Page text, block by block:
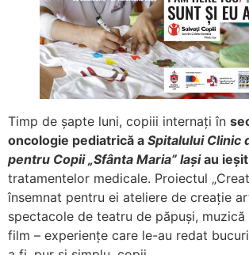
Timp de șapte luni, copiii internați în
oncologie pediatrică a Spitalului Clinic
pentru Copii „Sfânta Maria” Iașiau
tratamentelor medicale. Proiectul
însemnat pentru ei ateliere de creație
spectacole de teatru de păpuși,
film – experiențe care le-au redat